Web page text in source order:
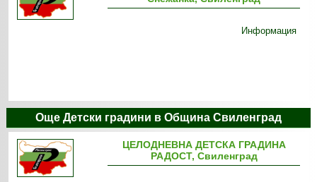
Информация
Още Детски градини в Община Свиленград
ЦЕЛОДНЕВНА ДЕТСКА ГРАДИНА
РАДОСТ, Свиленград